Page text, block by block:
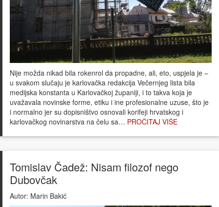
Nije možda nikad bila rokenrol da propadne, ali, eto, uspjela je –
u svakom slučaju je karlovačka redakcija Večernjeg lista bila
medijska konstanta u Karlovačkoj županiji, i to takva koja je
uvažavala novinske forme, etiku i ine profesionalne uzuse, što je
i normalno jer su dopisništvo osnovali korifeji hrvatskog i
karlovačkog novinarstva na čelu sa… PROČITAJ VIŠE
Tomislav Čadež: Nisam filozof nego
Dubovčak
Autor: Marin Bakić